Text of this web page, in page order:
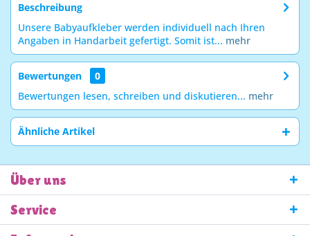
Beschreibung
Unsere Babyaufkleber werden individuell nach Ihren
Angaben in Handarbeit gefertigt. Somit ist... mehr
Bewertungen
0
Bewertungen lesen, schreiben und diskutieren... mehr
Ähnliche Artikel
Über uns
Service